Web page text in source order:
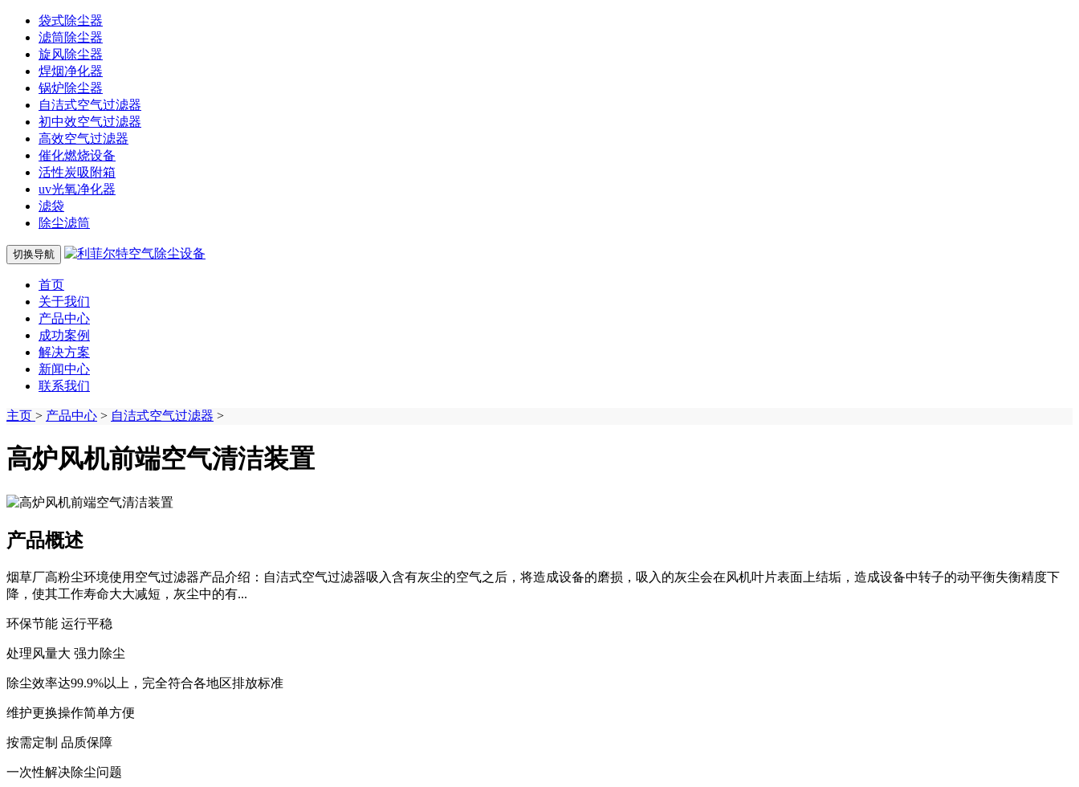
袋式除尘器
滤筒除尘器
旋风除尘器
焊烟净化器
锅炉除尘器
自洁式空气过滤器
初中效空气过滤器
高效空气过滤器
催化燃烧设备
活性炭吸附箱
uv光氧净化器
滤袋
除尘滤筒
切换导航
首页
关于我们
产品中心
成功案例
解决方案
新闻中心
联系我们
主页 > 产品中心 > 自洁式空气过滤器 >
高炉风机前端空气清洁装置
产品概述
烟草厂高粉尘环境使用空气过滤器产品介绍：自洁式空气过滤器吸入含有灰尘的空气之后，将造成设备的磨损，吸入的灰尘会在风机叶片表面上结垢，造成设备中转子的动平衡失衡精度下
降，使其工作寿命大大减短，灰尘中的有...
环保节能 运行平稳
处理风量大 强力除尘
除尘效率达99.9%以上，完全符合各地区排放标准
维护更换操作简单方便
按需定制 品质保障
一次性解决除尘问题